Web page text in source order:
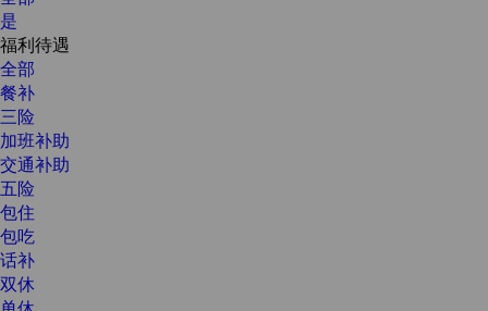
是
福利待遇
全部
餐补
三险
加班补助
交通补助
五险
包住
包吃
话补
双休